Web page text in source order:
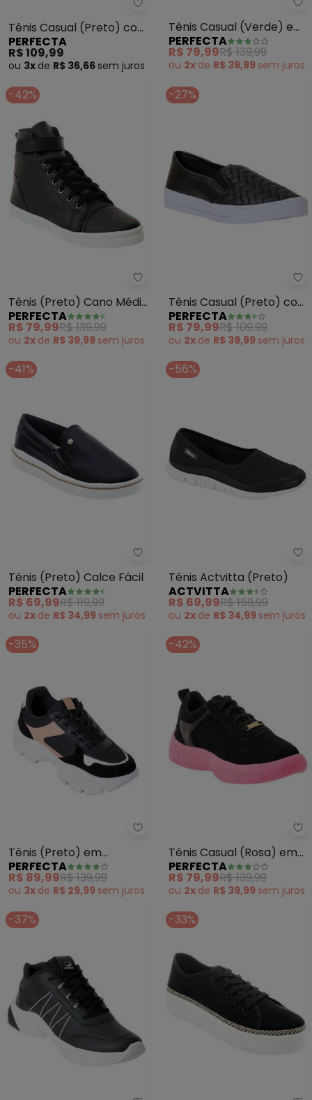
Perfecta - Tênis Casual
Tênis Casual (Preto) com
Detalhe de Strass
PERFECTA
R$ 109,99
ou 3x de R$ 36,66 sem juros
Tênis Casual (Verde) em
Nobuck
PERFECTA
R$ 79,99R$ 139,99
ou 2x de R$ 39,99 sem juros
-42%
Perfecta - Tênis (Preto) Cano
Tênis (Preto) Cano Médio
com Velcro
PERFECTA
R$ 79,99R$ 139,99
ou 2x de R$ 39,99 sem juros
-27%
Tênis Casual (Preto) com
Elástico
PERFECTA
R$ 79,99R$ 109,99
ou 2x de R$ 39,99 sem juros
-41%
Perfecta - Tênis (Preto) Calce
Tênis (Preto) Calce Fácil
PERFECTA
R$ 69,99R$ 119,99
ou 2x de R$ 34,99 sem juros
-56%
Tênis Actvitta (Preto)
ACTVITTA
R$ 69,99R$ 159,99
ou 2x de R$ 34,99 sem juros
-35%
Perfecta - Tênis (Preto) em
Tênis (Preto) em
Sintético com Mesh
PERFECTA
R$ 89,99R$ 139,99
ou 3x de R$ 29,99 sem juros
-42%
Tênis Casual (Rosa) em
Nobuck
PERFECTA
R$ 79,99R$ 139,99
ou 2x de R$ 39,99 sem juros
-37% -33%